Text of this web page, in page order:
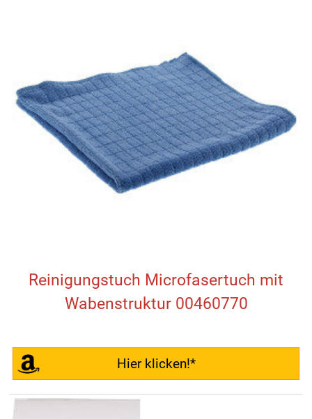
Reinigungstuch Microfasertuch mit
Wabenstruktur 00460770
Hier klicken!*